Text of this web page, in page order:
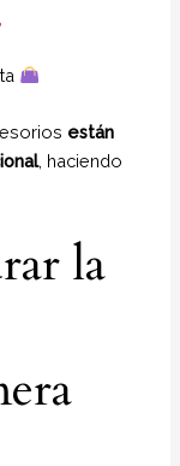
están
, haciendo
la